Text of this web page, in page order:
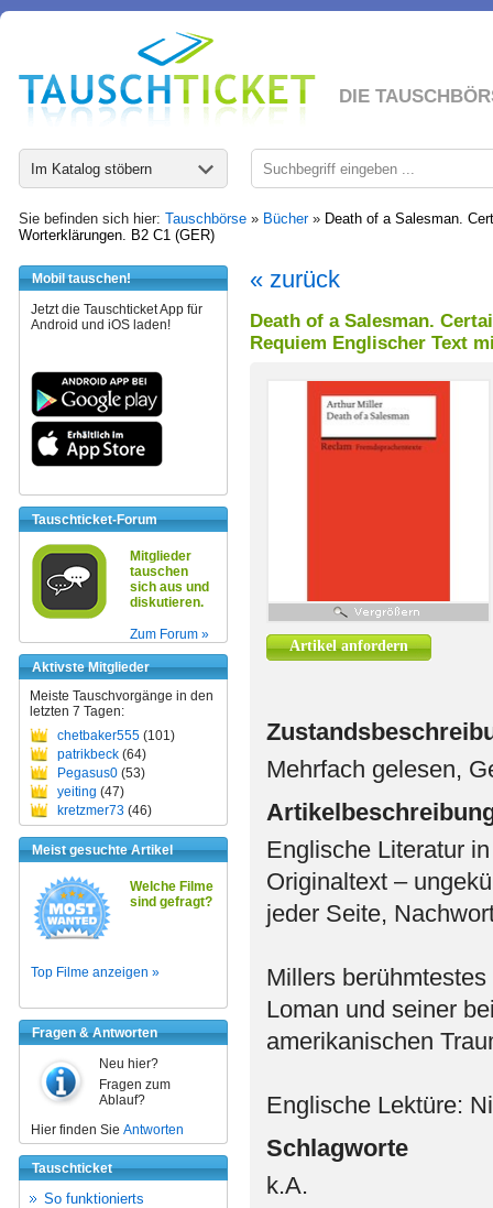
DIE
Im Katalog stöbern
Sie befinden sich hier: Tauschbörse » Bücher» Death of a Salesman.
Worterklärungen. B2 C1 (GER)
Mobil tauschen!
Jetzt die Tauschticket App für
Android und iOS laden!
Tauschticket-Forum
Mitglieder
tauschen
sich aus und
diskutieren.
Zum Forum »
Aktivste Mitglieder
Meiste Tauschvorgänge in den
letzten 7 Tagen:
chetbaker555 (101)
patrikbeck (64)
Pegasus0 (53)
yeiting (47)
kretzmer73 (46)
Meist gesuchte Artikel
Welche Filme
sind gefragt?
Top Filme anzeigen »
Fragen & Antworten
Neu hier?
Fragen zum
Ablauf?
Hier finden Sie Antworten
Tauschticket
So funktionierts
« zurück
Death of a Salesman.
Requiem Englischer Text
Artikel anfordern
Mehrfach gelesen,
Englische Literatur
Originaltext –
jeder Seite,
Millers
Loman und seiner
amerikanischen
Englische Lektüre:
Schlagworte
k.A.